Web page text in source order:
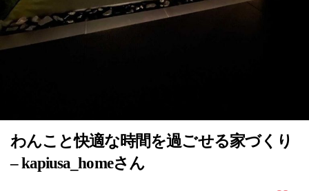
わんこと快適な時間を過ごせる家づくり
– kapiusa_homeさん